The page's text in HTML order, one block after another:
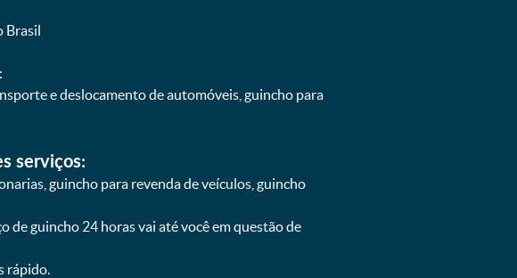
Brasil
e deslocamento de automóveis, guincho para
serviços:
guincho para revenda de veículos, guincho
de guincho 24 horas vai até você em questão de
rápido.